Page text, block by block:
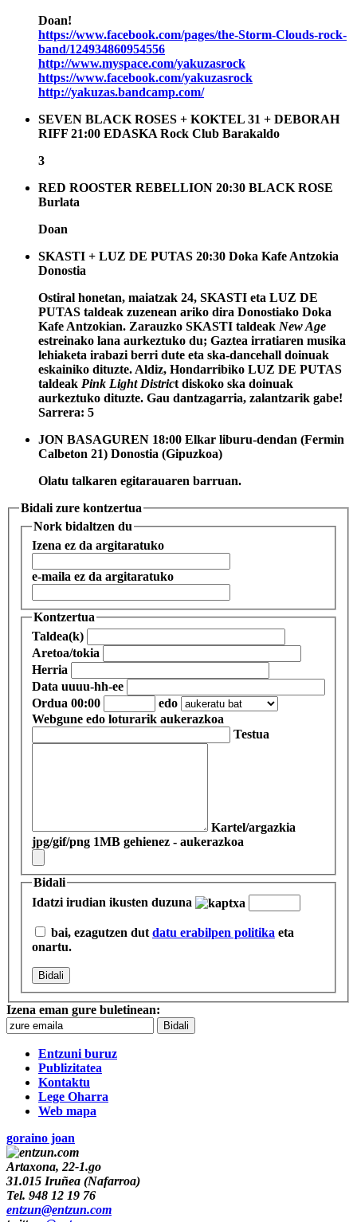
Doan!
https://www.facebook.com/pages/the-Storm-Clouds-rock-
band/124934860954556
http://www.myspace.com/yakuzasrock
https://www.facebook.com/yakuzasrock
http://yakuzas.bandcamp.com/
SEVEN BLACK ROSES + KOKTEL 31 + DEBORAH
RIFF 21:00 EDASKA Rock Club Barakaldo
3
RED ROOSTER REBELLION 20:30 BLACK ROSE
Burlata
Doan
SKASTI + LUZ DE PUTAS 20:30 Doka Kafe Antzokia
Donostia
Ostiral honetan, maiatzak 24, SKASTI eta LUZ DE
PUTAS taldeak zuzenean ariko dira Donostiako Doka
Kafe Antzokian. Zarauzko SKASTI taldeak New Age
estreinako lana aurkeztuko du; Gaztea irratiaren musika
lehiaketa irabazi berri dute eta ska-dancehall doinuak
eskainiko dituzte. Aldiz, Hondarribiko LUZ DE PUTAS
taldeak Pink Light District diskoko ska doinuak
aurkeztuko dituzte. Gau dantzagarria, zalantzarik gabe!
Sarrera: 5
JON BASAGUREN 18:00 Elkar liburu-dendan (Fermin
Calbeton 21) Donostia (Gipuzkoa)
Olatu talkaren egitarauaren barruan.
Bidali zure kontzertua
Nork bidaltzen du
Izena ez da argitaratuko
e-maila ez da argitaratuko
Kontzertua
Taldea(k)
Aretoa/tokia
Herria
Data uuuu-hh-ee
Ordua 00:00
edo
Webgune edo loturarik aukerazkoa
Testua
Kartel/argazkia
jpg/gif/png 1MB gehienez - aukerazkoa
Bidali
Idatzi irudian ikusten duzuna
bai, ezagutzen dut datu erabilpen politika eta
onartu.
Izena eman gure buletinean:
Entzuni buruz
Publizitatea
Kontaktu
Lege Oharra
Web mapa
goraino joan
Artaxona, 22-1.go
31.015 Iruñea (Nafarroa)
Tel. 948 12 19 76
entzun@entzun.com